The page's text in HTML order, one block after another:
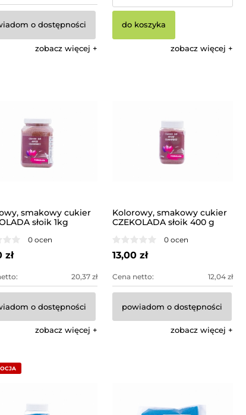
o dostępności
zobacz więcej
do koszyka
zobacz więcej
smakowy cukier
słoik 1kg
0 ocen
zł
20,37 zł
o dostępności
zobacz więcej
Kolorowy, smakowy cukier
CZEKOLADA słoik 400 g
0 ocen
13,00 zł
Cena netto: 12,04 zł
powiadom o dostępności
zobacz więcej